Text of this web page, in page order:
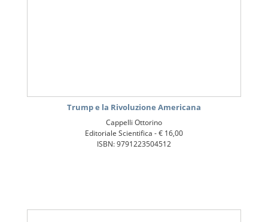
Trump e la Rivoluzione Americana
Cappelli Ottorino
Editoriale Scientifica -€ 16,00
ISBN: 9791223504512